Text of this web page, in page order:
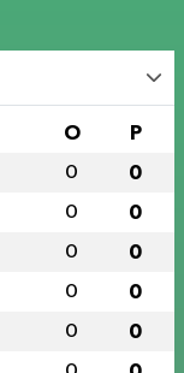
O P
0 0
0 0
0 0
0 0
0 0